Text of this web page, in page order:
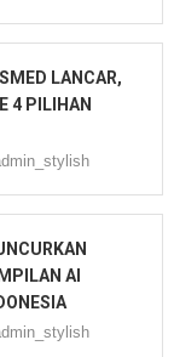
LANCAR,
4 PILIHAN
AI